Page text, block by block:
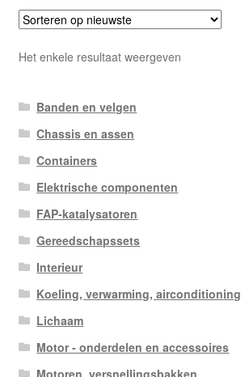
Het enkele resultaat weergeven
Banden en velgen
Chassis en assen
Containers
Elektrische componenten
FAP-katalysatoren
Gereedschapssets
Interieur
Koeling, verwarming, airconditioning
Lichaam
Motor - onderdelen en accessoires
Motoren, versnellingsbakken